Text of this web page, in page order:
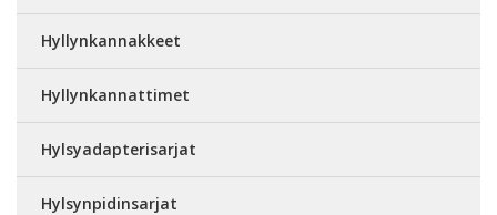
Hyllynkannakkeet
Hyllynkannattimet
Hylsyadapterisarjat
Hylsynpidinsarjat